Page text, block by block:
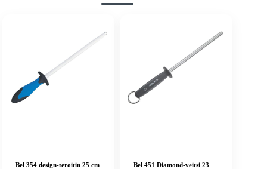
Bel 354 design-teroitin 25 cm
Bel 451 Diamond-veitsi 23